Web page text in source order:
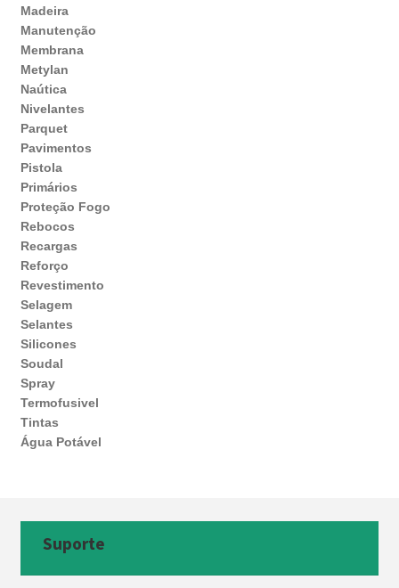
Madeira
Manutenção
Membrana
Metylan
Naútica
Nivelantes
Parquet
Pavimentos
Pistola
Primários
Proteção Fogo
Rebocos
Recargas
Reforço
Revestimento
Selagem
Selantes
Silicones
Soudal
Spray
Termofusivel
Tintas
Água Potável
Suporte